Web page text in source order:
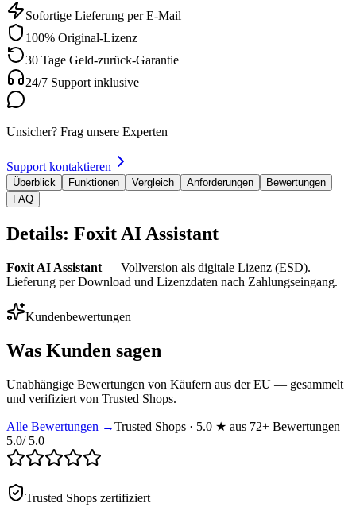
Sofortige Lieferung per E-Mail
100% Original-Lizenz
30 Tage Geld-zurück-Garantie
24/7 Support inklusive
Unsicher? Frag unsere Experten
Support kontaktieren
Überblick Funktionen Vergleich Anforderungen
Bewertungen
FAQ
Details: Foxit AI Assistant
Foxit AI Assistant — Vollversion als digitale Lizenz (ESD).
Lieferung per Download und Lizenzdaten nach Zahlungseingang.
Kundenbewertungen
Was Kunden sagen
Unabhängige Bewertungen von Käufern aus der EU — gesammelt
und verifiziert von Trusted Shops.
Alle Bewertungen →Trusted Shops · 5.0 ★ aus 72+ Bewertungen
5.0/ 5.0
Trusted Shops zertifiziert